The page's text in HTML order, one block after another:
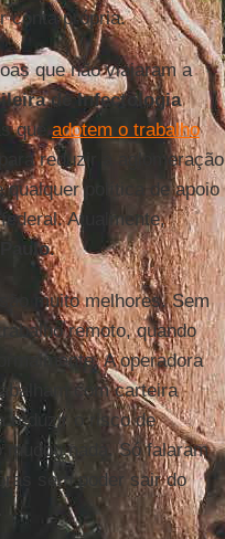
conta própria.
que não viajaram a
de Infectologia
queadotem o trabalho
reduzir a aglomeração
qualquer política de apoio
Atualmente,
Paulo.
muito melhores. Sem
remoto, quando
A operadora
com carteira
reduzir o risco de
mudou nada. Só falaram
sem poder sair do